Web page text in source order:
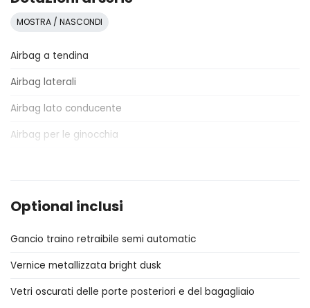
MOSTRA / NASCONDI
Airbag a tendina
Airbag laterali
Airbag lato conducente
Airbag per le ginocchia
Assistente al parcheggio
Assistente in discesa
Attacchi Isofix per seggiolini
Badge esterno identificativo
Optional inclusi
Gancio traino retraibile semi automatic
Vernice metallizzata bright dusk
Vetri oscurati delle porte posteriori e del bagagliaio